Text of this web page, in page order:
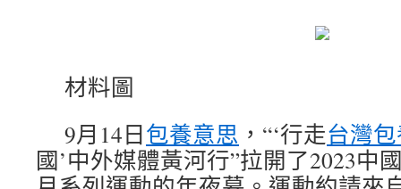
材料圖
9月14日包養意思 ，“‘行走台灣
國’中外媒體黃河行”拉開了2023中